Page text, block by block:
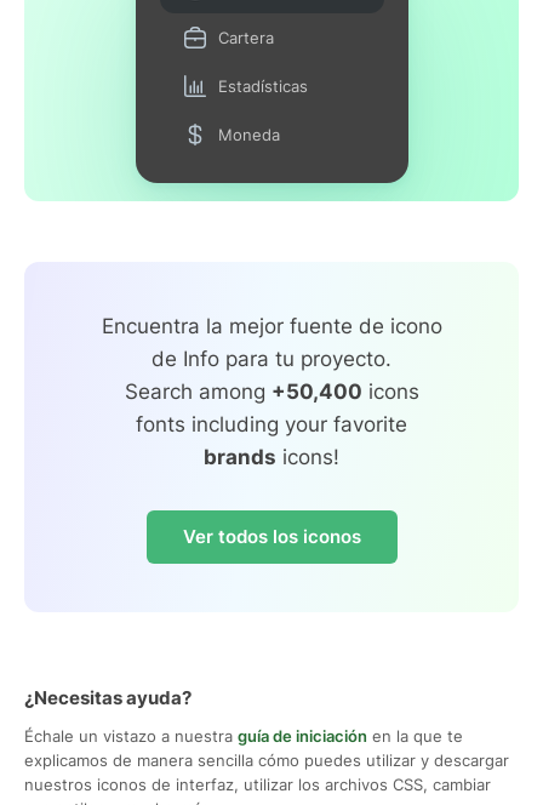
Cartera
Estadísticas
Moneda
Encuentra la mejor fuente de icono
de Info para tu proyecto.
Search among +50,400 icons
fonts including your favorite
brands icons!
Ver todos los iconos
¿Necesitas ayuda?
Échale un vistazo a nuestra guía de iniciación en la que te
explicamos de manera sencilla cómo puedes utilizar y descargar
nuestros iconos de interfaz, utilizar los archivos CSS, cambiar